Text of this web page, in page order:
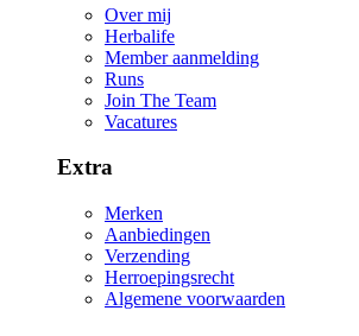
Over mij
Herbalife
Member aanmelding
Runs
Join The Team
Vacatures
Extra
Merken
Aanbiedingen
Verzending
Herroepingsrecht
Algemene voorwaarden